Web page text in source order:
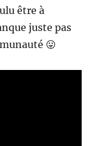
être à
juste pas
😛